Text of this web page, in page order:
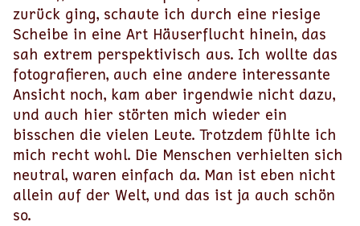
zurück ging, schaute ich durch eine riesige
Scheibe in eine Art Häuserflucht hinein, das
sah extrem perspektivisch aus. Ich wollte das
fotografieren, auch eine andere interessante
Ansicht noch, kam aber irgendwie nicht dazu,
und auch hier störten mich wieder ein
bisschen die vielen Leute. Trotzdem fühlte ich
mich recht wohl. Die Menschen verhielten sich
neutral, waren einfach da. Man ist eben nicht
allein auf der Welt, und das ist ja auch schön
so.